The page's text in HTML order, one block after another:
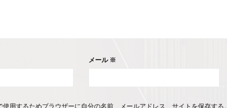
メール ※
用するためブラウザーに自分の名前、メールアドレス、サイトを保存する。